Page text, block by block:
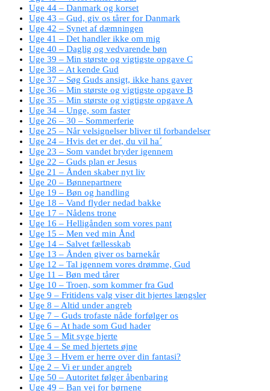
Uge 44 – Danmark og korset
Uge 43 – Gud, giv os tårer for Danmark
Uge 42 – Synet af dæmningen
Uge 41 – Det handler ikke om mig
Uge 40 – Daglig og vedvarende bøn
Uge 39 – Min største og vigtigste opgave C
Uge 38 – At kende Gud
Uge 37 – Søg Guds ansigt, ikke hans gaver
Uge 36 – Min største og vigtigste opgave B
Uge 35 – Min største og vigtigste opgave A
Uge 34 – Unge, som faster
Uge 26 – 30 – Sommerferie
Uge 25 – Når velsignelser bliver til forbandelser
Uge 24 – Hvis det er det, du vil ha´
Uge 23 – Som vandet bryder igennem
Uge 22 – Guds plan er Jesus
Uge 21 – Ånden skaber nyt liv
Uge 20 – Bønnepartnere
Uge 19 – Bøn og handling
Uge 18 – Vand flyder nedad bakke
Uge 17 – Nådens trone
Uge 16 – Helligånden som vores pant
Uge 15 – Men ved min Ånd
Uge 14 – Salvet fællesskab
Uge 13 – Ånden giver os barnekår
Uge 12 – Tal igennem vores drømme, Gud
Uge 11 – Bøn med tårer
Uge 10 – Troen, som kommer fra Gud
Uge 9 – Fritidens valg viser dit hjertes længsler
Uge 8 – Altid under angreb
Uge 7 – Guds trofaste nåde forfølger os
Uge 6 – At hade som Gud hader
Uge 5 – Mit syge hjerte
Uge 4 – Se med hjertets øjne
Uge 3 – Hvem er herre over din fantasi?
Uge 2 – Vi er under angreb
Uge 50 – Autoritet følger åbenbaring
Uge 49 – Ban vej for børnene